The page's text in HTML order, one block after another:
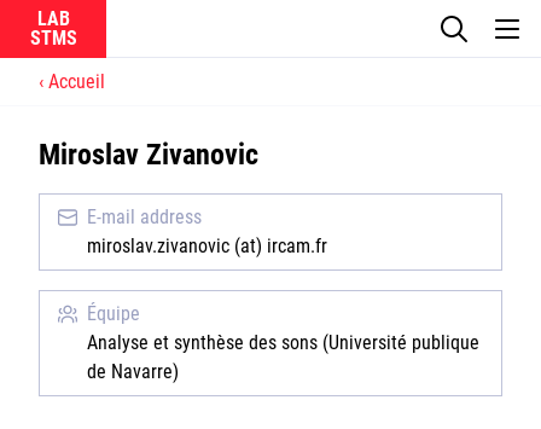
LAB
La recherche
Actualités
Équipes
Accueil
Miroslav Zivanovic
E-mail address
miroslav.zivanovic (at) ircam.fr
Équipe
Analyse et synthèse des sons (Université publique
de Navarre)